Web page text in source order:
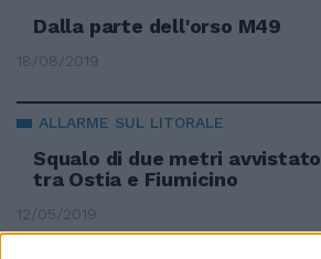
Dalla parte dell'orso M49
18/08/2019
ALLARME SUL LITORALE
Squalo di due metri avvistato
tra Ostia e Fiumicino
12/05/2019